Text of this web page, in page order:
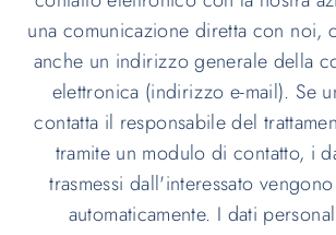
una comunicazione diretta con noi,
anche un indirizzo generale della
elettronica (indirizzo e-mail). Se
contatta il responsabile del
tramite un modulo di contatto, i
trasmessi dall'interessato
automaticamente. I dati